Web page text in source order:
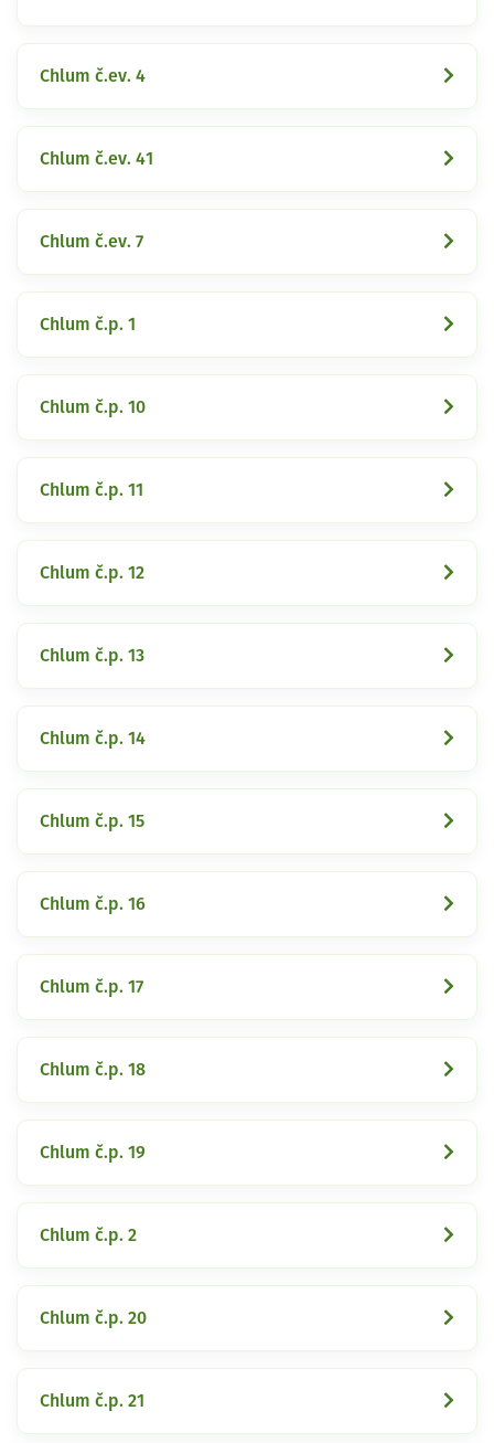
Chlum č.ev. 4
Chlum č.ev. 41
Chlum č.ev. 7
Chlum č.p. 1
Chlum č.p. 10
Chlum č.p. 11
Chlum č.p. 12
Chlum č.p. 13
Chlum č.p. 14
Chlum č.p. 15
Chlum č.p. 16
Chlum č.p. 17
Chlum č.p. 18
Chlum č.p. 19
Chlum č.p. 2
Chlum č.p. 20
Chlum č.p. 21